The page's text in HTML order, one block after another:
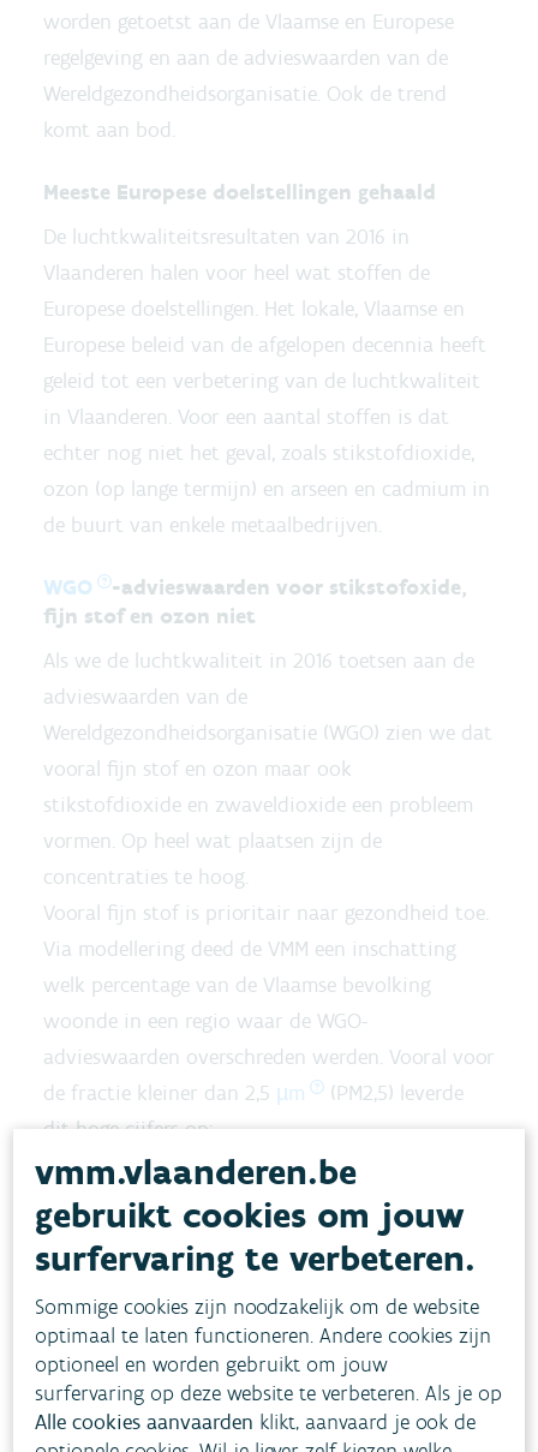
worden getoetst aan de Vlaamse en Europese
regelgeving en aan de advieswaarden van de
Wereldgezondheidsorganisatie. Ook de trend
komt aan bod.
Meeste Europese doelstellingen gehaald
De luchtkwaliteitsresultaten van 2016 in
Vlaanderen halen voor heel wat stoffen de
Europese doelstellingen. Het lokale, Vlaamse en
Europese beleid van de afgelopen decennia heeft
geleid tot een verbetering van de luchtkwaliteit
in Vlaanderen. Voor een aantal stoffen is dat
echter nog niet het geval, zoals stikstofdioxide,
ozon (op lange termijn) en arseen en cadmium in
de buurt van enkele metaalbedrijven.
WGO
-advieswaarden voor stikstofoxide,
fijn stof en ozon niet
Als we de luchtkwaliteit in 2016 toetsen aan de
advieswaarden van de
Wereldgezondheidsorganisatie (WGO) zien we dat
vooral fijn stof en ozon maar ook
stikstofdioxide en zwaveldioxide een probleem
vormen. Op heel wat plaatsen zijn de
concentraties te hoog.
Vooral fijn stof is prioritair naar gezondheid toe.
Via modellering deed de VMM een inschatting
welk percentage van de Vlaamse bevolking
woonde in een regio waar de WGO-
advieswaarden overschreden werden. Vooral voor
de fractie kleiner dan 2,5 µm
(PM2,5) leverde
dit hoge cijfers op:
waarden op jaarbasis,
45% in een regio met teveel dagen met hoge
PM10-waarden,
97% woonde in een regio met te hoge PM2,5-
waarden op jaarbasis,
100% in een regio met teveel dagen met hoge
vmm.vlaanderen.be
gebruikt cookies om jouw
surfervaring te verbeteren.
Sommige cookies zijn noodzakelijk om de website
optimaal te laten functioneren. Andere cookies zijn
optioneel en worden gebruikt om jouw
surfervaring op deze website te verbeteren. Als je op
Alle cookies aanvaarden klikt, aanvaard je ook de